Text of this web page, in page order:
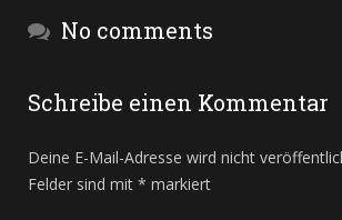
No comments
Schreibe einen Kommentar
Deine E-Mail-Adresse wird nicht
Felder sind mit * markiert